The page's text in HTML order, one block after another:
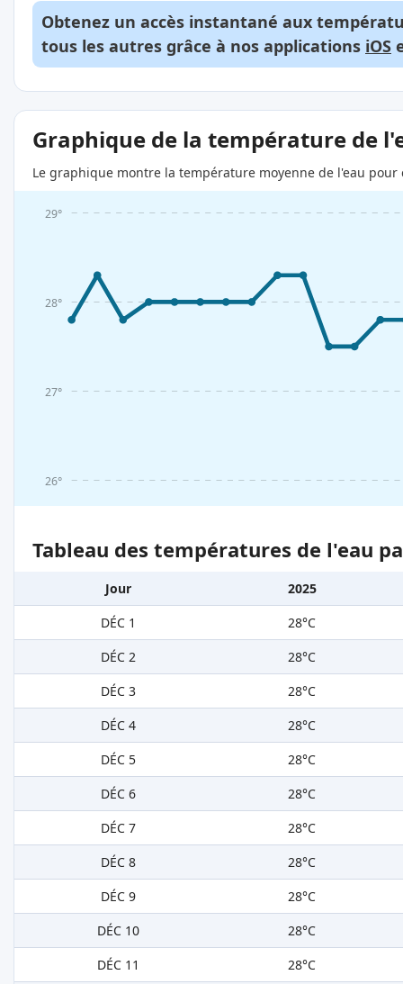
Obtenez un accès instantané aux
tous les autres grâce à nos applications iOS
Graphique de la température de
Le graphique montre la température moyenne de l'eau
26°
27°
28°
29°
Tableau des températures de l'eau
Jour
2025
DÉC 1
28°C
DÉC 2
28°C
DÉC 3
28°C
DÉC 4
28°C
DÉC 5
28°C
DÉC 6
28°C
DÉC 7
28°C
DÉC 8
28°C
DÉC 9
28°C
DÉC 10
28°C
DÉC 11
28°C